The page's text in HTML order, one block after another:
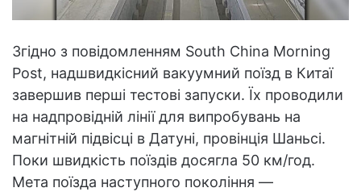
Згідно з повідомленням South China Morning
Post, надшвидкісний вакуумний поїзд в Китаї
завершив перші тестові запуски. Їх проводили
на надпровідній лінії для випробувань на
магнітній підвісці в Датуні, провінція Шаньсі.
Поки швидкість поїздів досягла 50 км/год.
Мета поїзда наступного покоління —